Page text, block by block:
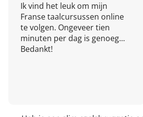
Ik vind het leuk om mijn
Franse taalcursussen online
te volgen. Ongeveer tien
minuten per dag is genoeg...
Bedankt!